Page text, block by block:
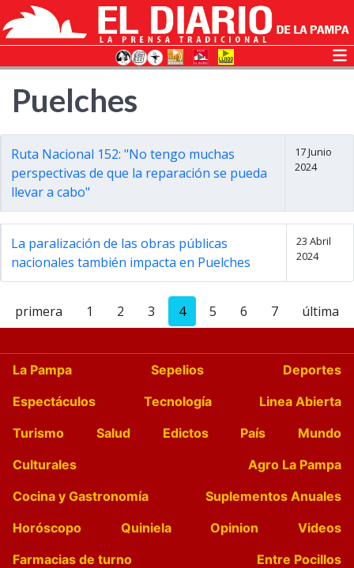
Puelches
Ruta Nacional 152: "No tengo muchas
perspectivas de que la reparación se pueda
llevar a cabo"
17 Junio
2024
La paralización de las obras públicas
nacionales también impacta en Puelches
23 Abril
2024
primera 1 2 3 4 5 6 7 última
La Pampa Sepelios
Deportes
Espectáculos
Tecnología
Linea Abierta
Turismo
Salud Edictos País
Mundo
Culturales
Agro La Pampa
Cocina y Gastronomía
Suplementos Anuales
Horóscopo
Quiniela Opinion
Videos
Farmacias de turno
Entre Pocillos